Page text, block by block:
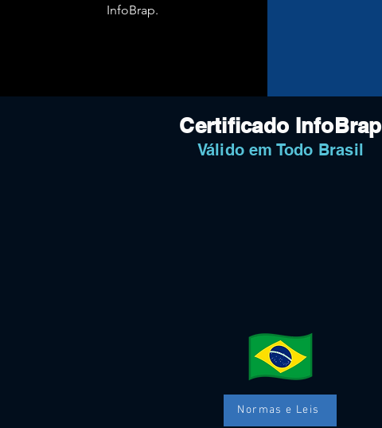
InfoBrap.
Certificado InfoBrap
Válido em Todo Brasil
Normas e Leis